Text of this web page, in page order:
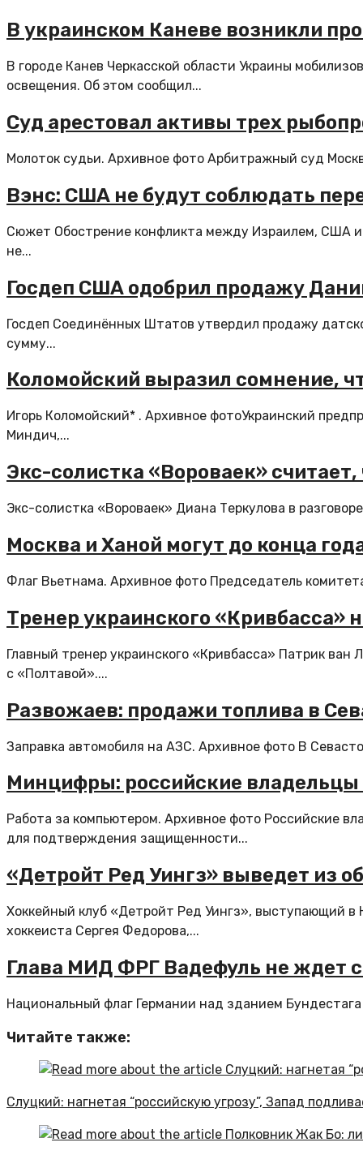
В украинском Каневе возникли
В городе Канев Черкасской области Украины
освещения. Об этом сообщил...
Суд арестовал активы трех
Молоток судьи. Архивное фото Арбитражный суд
Вэнс: США не будут соблюдать
Сюжет Обострение конфликта между Израилем, США
не...
Госдеп США одобрил продажу
Госдеп Соединённых Штатов утвердил продажу
сумму...
Коломойский выразил сомнение,
Игорь Коломойский* . Архивное фотоУкраинский
Миндич,...
Экс-солистка «Вороваек»
Экс-солистка «Вороваек» Диана Теркулова в
Москва и Ханой могут до конца
Флаг Вьетнама. Архивное фото Председатель
Тренер украинского «Кривбасса»
Главный тренер украинского «Кривбасса» Патрик ван
с «Полтавой»....
Развожаев: продажи топлива в
Заправка автомобиля на АЗС. Архивное фото В
Минцифры: российские владельцы
Работа за компьютером. Архивное фото Российские
для подтверждения защищенности...
«Детройт Ред Уингз» выведет из
Хоккейный клуб «Детройт Ред Уингз», выступающий в
хоккеиста Сергея Федорова,...
Глава МИД ФРГ Вадефуль не ждет
Национальный флаг Германии над зданием
Читайте также:
Слуцкий: нагнетая “российскую угрозу”, Запад